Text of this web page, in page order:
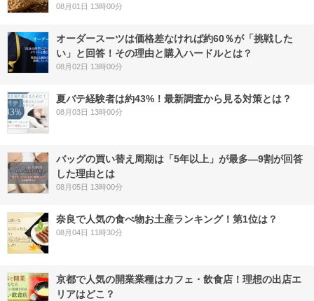
08月01日 13時00分
オーダースーツは価格差なければ約60％が「挑戦した
い」と回答！その理由と購入ハードルとは？
08月02日 13時00分
夏バテ経験者は約43%！最新調査から見る対策とは？
08月03日 13時00分
バッグの買い替え周期は「5年以上」が最多―9割が回答
した理由とは
08月05日 13時00分
奈良で人気の食べ物お土産ランキング！第1位は？
08月04日 11時30分
京都で人気の開業業種はカフェ・飲食店！理想の出店エ
リアはどこ？